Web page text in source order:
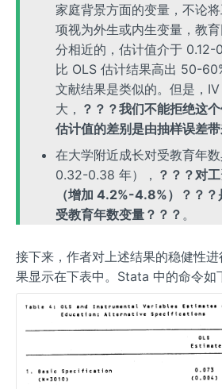
家庭背景方面的变量，不论
项视为外生或内生变量，教
分相近的，估计值介于 0.12-
比 OLS 估计结果高出 50-
文献结果是类似的。但是，
大， ？？？我们不能拒绝这
估计值的差别是由抽样误差
在大学附近成长对受教育年
0.32-0.38 年）， ？？？对
（增加 4.2%-4.8%）？？
受教育年数变量？？？ 。
接下来，作者对上述结果的稳健性
果显示在下表中。Stata 中的命令如